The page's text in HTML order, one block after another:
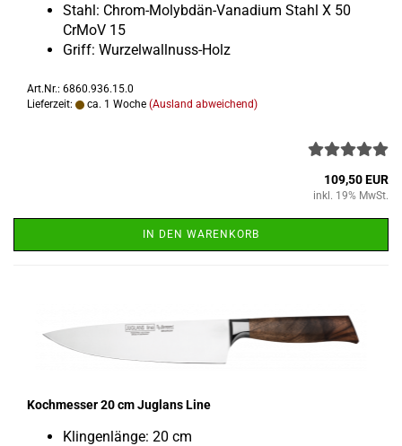
Stahl: Chrom-​Molybdän-Vanadium Stahl X 50
CrMoV 15
Griff: Wurzelwallnuss-​Holz
Art.Nr.: 6860.936.15.0
Lieferzeit:
ca. 1 Woche (Ausland abweichend)
109,50 EUR
inkl. 19% MwSt.
IN DEN WARENKORB
Koch­mes­ser 20 cm Jug­lans Line
Klin­gen­län­ge: 20 cm